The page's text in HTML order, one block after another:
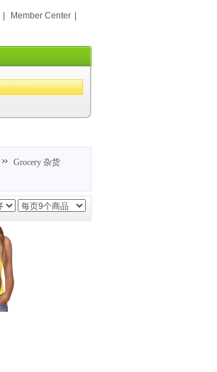
Member Center
Grocery 杂货